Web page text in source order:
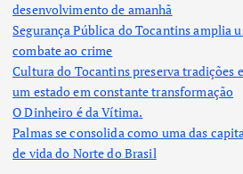
desenvolvimento de amanhã
Segurança Pública do Tocantins amplia
combate ao crime
Cultura do Tocantins preserva tradições
um estado em constante transformação
O Dinheiro é da Vítima.
Palmas se consolida como uma das
de vida do Norte do Brasil